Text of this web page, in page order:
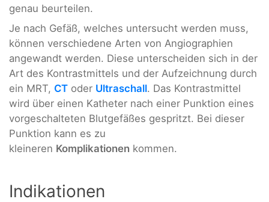
genau beurteilen.
Je nach Gefäß, welches untersucht werden muss,
können verschiedene Arten von Angiographien
angewandt werden. Diese unterscheiden sich in der
Art des Kontrastmittels und der Aufzeichnung durch
ein MRT, CT oder Ultraschall. Das Kontrastmittel
wird über einen Katheter nach einer Punktion eines
vorgeschalteten Blutgefäßes gespritzt. Bei dieser
Punktion kann es zu
kleineren Komplikationen kommen.
Indikationen